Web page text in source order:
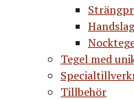
Tegel med
Tillbehör